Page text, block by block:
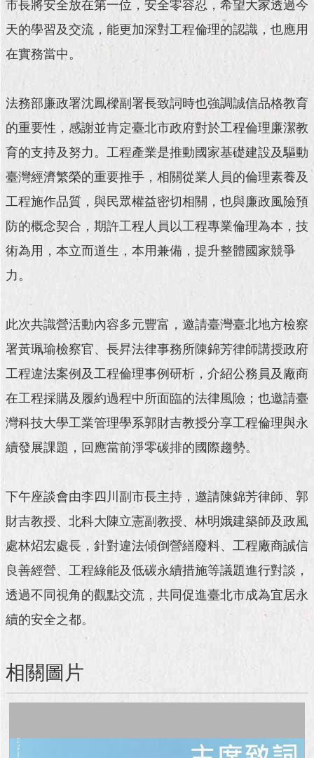
互
動
活
題
回
首
頁
站
導
覽
常
問
答
即
新
聞
澄
雙
語
彙
台
北
系
統
參
市長將安全放在第一位，安全零容忍，希望大家透過今
天的學習及交流，能更加深對工程倫理的認識，也應用
在實務當中。
法務部廉政署沈鳳樑副署長致詞時也強調誠信品格教育
的重要性，感謝並肯定臺北市政府對於工程倫理廉潔教
育的支持及努力。工程產業是推動國家基礎建設及驅動
臺灣經濟繁榮的重要推手，相關從業人員的倫理素養及
工程施作品質，與民眾權益密切相關，也與廉政風險預
防的概念契合，期許工程人員以工程專業倫理為本，技
術為用，本立而道生，本用兼備，提升整體國家競爭
力。
此次共識營活動內容多元豐富，邀請臺灣臺北地方檢察
署黃珮瑜檢察官、長昇法律事務所陳錦芳律師講授政府
工程違法案例及工程倫理事例研析，介紹公務員及廠商
在工程採購及履約過程中所面臨的法律風險；也邀請臺
灣科技大學工業管理學系郭財吉教授分享工程倫理與永
續發展課題，回應當前淨零碳排的國際趨勢。
下午座談會由李四川副市長主持，邀請陳錦芳律師、郭
財吉教授、北科大陳立憲副教授、林明娥建築師及政風
處林炤宏處長，針對違法傾倒營繕廢料、工程廠商誠信
良善經營、工程綠能及低碳永續措施等議題進行對談，
透過不同視角的觀點交流，共同促進臺北市成為宜居永
續的安全之都。
相關圖片